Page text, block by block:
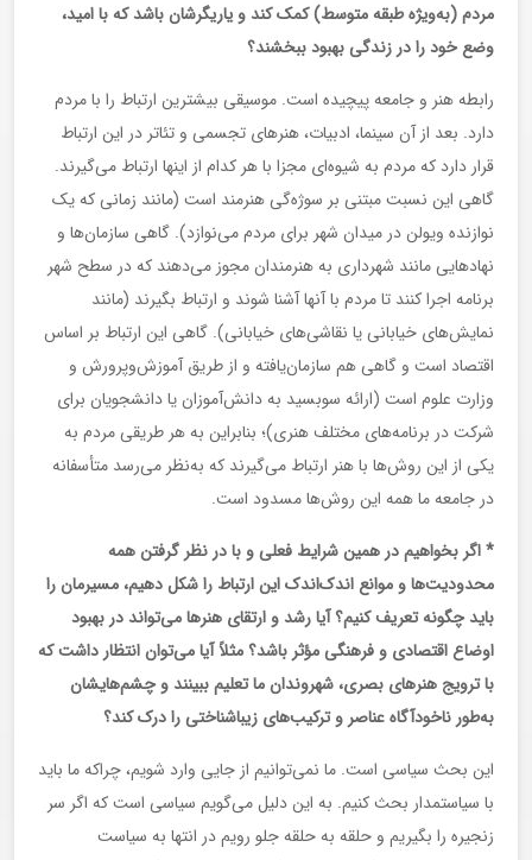
مردم (به‌ویژه طبقه متوسط) کمک کند و یاریگرشان باشد که با امید،
وضع خود را در زندگی بهبود ببخشند؟
رابطه هنر و جامعه پیچیده است. موسیقی بیشترین ارتباط را با مردم
دارد. بعد از آن سینما، ادبیات، هنرهای تجسمی و تئاتر در این ارتباط
قرار دارد که مردم به شیوه‌ای مجزا با هر کدام از اینها ارتباط می‌گیرند.
گاهی این نسبت مبتنی بر سوژه‌گی هنرمند است (مانند زمانی که یک
نوازنده ویولن در میدان شهر برای مردم می‌نوازد). گاهی سازمان‌ها و
نهادهایی مانند شهرداری به هنرمندان مجوز می‌دهند که در سطح شهر
برنامه اجرا کنند تا مردم با آنها آشنا شوند و ارتباط بگیرند (مانند
نمایش‌های خیابانی یا نقاشی‌های خیابانی). گاهی این ارتباط بر اساس
اقتصاد است و گاهی هم سازمان‌یافته و از طریق آموزش‌وپرورش و
وزارت علوم است (ارائه سوبسید به دانش‌آموزان یا دانشجویان برای
شرکت در برنامه‌های مختلف هنری)؛ بنابراین به هر طریقی مردم به
یکی از این روش‌ها با هنر ارتباط می‌گیرند که به‌نظر می‌رسد متأسفانه
در جامعه ما همه این روش‌ها مسدود است.
* اگر بخواهیم در همین شرایط فعلی و با در نظر گرفتن همه
محدودیت‌ها و موانع اندک‌اندک این ارتباط را شکل دهیم، مسیرمان را
باید چگونه تعریف کنیم؟ آیا رشد و ارتقای هنرها می‌تواند در بهبود
اوضاع اقتصادی و فرهنگی مؤثر باشد؟ مثلاً آیا می‌توان انتظار داشت که
با ترویج هنرهای بصری، شهروندان ما تعلیم ببینند و چشم‌هایشان
به‌طور ناخودآگاه عناصر و ترکیب‌های زیباشناختی را درک کند؟
این بحث سیاسی است. ما نمی‌توانیم از جایی وارد شویم، چراکه ما باید
با سیاستمدار بحث کنیم. به این دلیل می‌گویم سیاسی است که اگر سر
زنجیره را بگیریم و حلقه به حلقه جلو رویم در انتها به سیاست